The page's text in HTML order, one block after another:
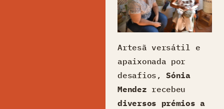
Artesã versátil e
apaixonada por
desafios,Sónia
Mendez recebeu
diversos prémios a